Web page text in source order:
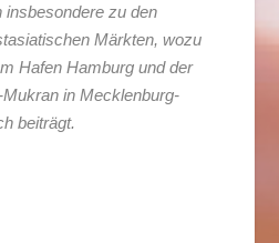
insbesondere zu den
Märkten, wozu
Hafen Hamburg und der
in Mecklenburg-
beiträgt.